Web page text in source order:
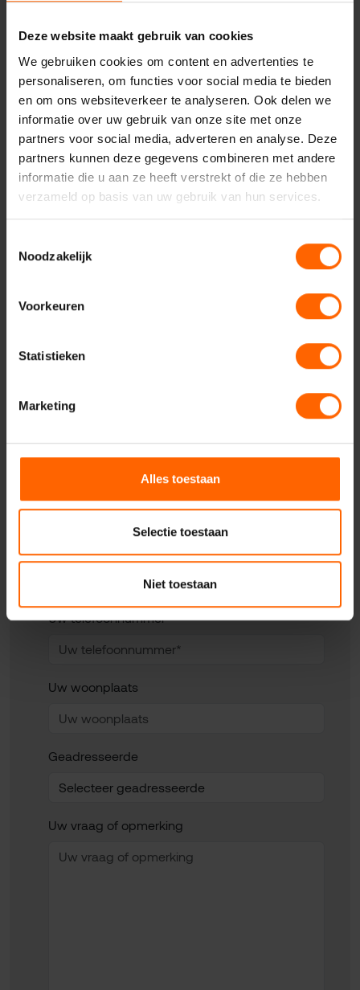
Deze website maakt gebruik van cookies
We gebruiken cookies om content en advertenties te
personaliseren, om functies voor social media te bieden
en om ons websiteverkeer te analyseren. Ook delen we
informatie over uw gebruik van onze site met onze
partners voor social media, adverteren en analyse. Deze
partners kunnen deze gegevens combineren met andere
informatie die u aan ze heeft verstrekt of die ze hebben
verzameld op basis van uw gebruik van hun services.
Noodzakelijk
Voorkeuren
Statistieken
Marketing
Alles toestaan
Selectie toestaan
Niet toestaan
een gastvrije stad te zijn, waar potentiële klanten goed
auto als melkkoe te gebruiken.
Nieuws VVD Nijmegen
Bereikbaarheid & parkeren
Contact met VVD
Uw telefoonnummer*
Uw woonplaats
Geadresseerde
Uw vraag of opmerking